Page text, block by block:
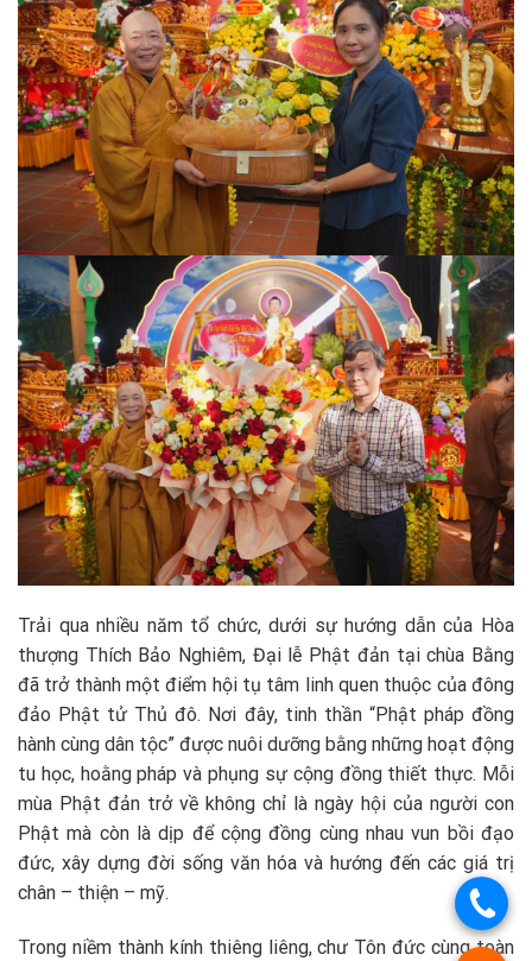
Trải qua nhiều năm tổ chức, dưới sự hướng dẫn của Hòa
thượng Thích Bảo Nghiêm, Đại lễ Phật đản tại chùa Bằng
đã trở thành một điểm hội tụ tâm linh quen thuộc của đông
đảo Phật tử Thủ đô. Nơi đây, tinh thần “Phật pháp đồng
hành cùng dân tộc” được nuôi dưỡng bằng những hoạt động
tu học, hoằng pháp và phụng sự cộng đồng thiết thực. Mỗi
mùa Phật đản trở về không chỉ là ngày hội của người con
Phật mà còn là dịp để cộng đồng cùng nhau vun bồi đạo
đức, xây dựng đời sống văn hóa và hướng đến các giá trị
chân – thiện – mỹ.
Trong niềm thành kính thiêng liêng, chư Tôn đức cùng toàn
.